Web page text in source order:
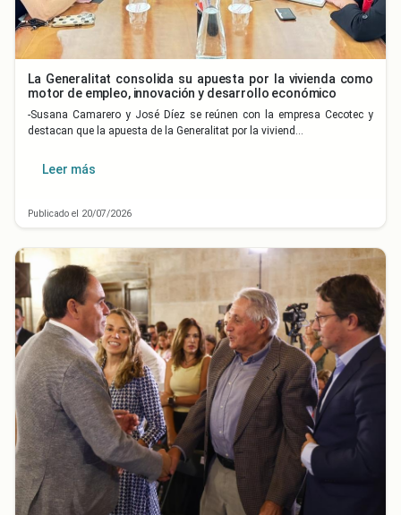
La Generalitat consolida su apuesta por la vivienda como
motor de empleo, innovación y desarrollo económico
-Susana Camarero y José Díez se reúnen con la empresa Cecotec y
destacan que la apuesta de la Generalitat por la viviend…
Leer más
Publicado el 20/07/2026